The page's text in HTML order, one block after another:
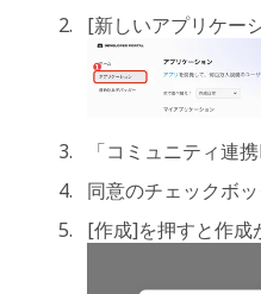
[新しいアプリケー
「コミュニティ連
同意のチェックボ
[作成]を押すと作成